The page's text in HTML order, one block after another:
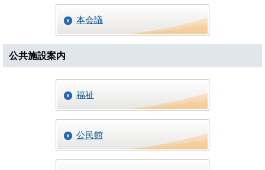
本会議
公共施設案内
福祉
公民館